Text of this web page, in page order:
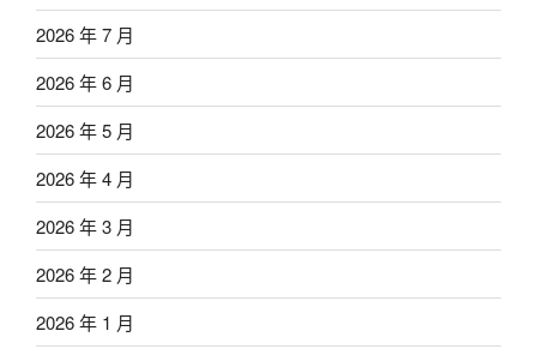
2026 年 7 月
2026 年 6 月
2026 年 5 月
2026 年 4 月
2026 年 3 月
2026 年 2 月
2026 年 1 月